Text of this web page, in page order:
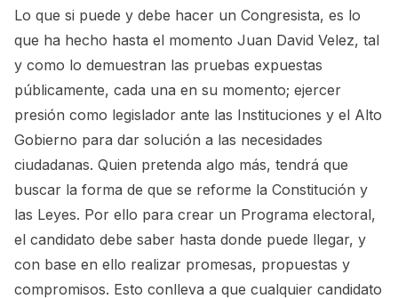
Lo que si puede y debe hacer un Congresista, es lo
que ha hecho hasta el momento Juan David Velez, tal
y como lo demuestran las pruebas expuestas
públicamente, cada una en su momento; ejercer
presión como legislador ante las Instituciones y el Alto
Gobierno para dar solución a las necesidades
ciudadanas. Quien pretenda algo más, tendrá que
buscar la forma de que se reforme la Constitución y
las Leyes. Por ello para crear un Programa electoral,
el candidato debe saber hasta donde puede llegar, y
con base en ello realizar promesas, propuestas y
compromisos. Esto conlleva a que cualquier candidato